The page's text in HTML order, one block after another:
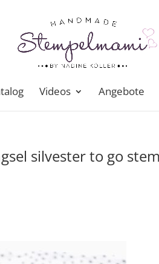
Videos Angebote
silvester to go